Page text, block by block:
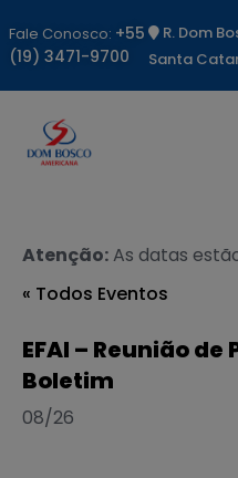
Fale Conosco: +55
(19) 3471-9700
R. Dom
Santa
Atenção:As datas
« Todos Eventos
EFAI – Reunião
Boletim
08/26